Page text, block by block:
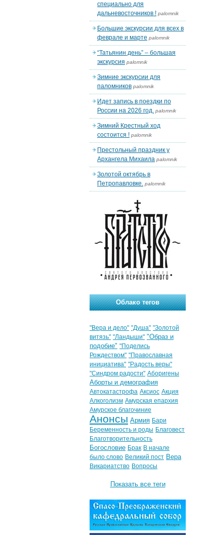
специально для
дальневосточников ! palomnik
Большие экскурсии для всех в
феврале и марте palomnik
“Татьянин день” – большая
экскурсия palomnik
Зимние экскурсии для
паломников palomnik
Идет запись в поездки по
России на 2026 год. palomnik
Зимний Крестный ход
состоится ! palomnik
Престольный праздник у
Архангела Михаила palomnik
Золотой октябрь в
Петропавловке. palomnik
Облако тегов
"Вера и дело" "Душа" "Золотой
витязь" "Ландыши" "Образ и
подобие" "Поделись
Рождеством" "Православная
инициатива" "Радость веры"
"Синдром радости" Аборигены
Аборты и демография
Автокатастрофа Аксиос Акция
Алкоголизм Амурская епархия
Амурское благочиние
Анонсы Армия Бари
Беременность и роды Благовест
Благотворительность
Богословие Брак В начале
было слово Великий пост Вера
Викариатство Вопросы
Показать все теги